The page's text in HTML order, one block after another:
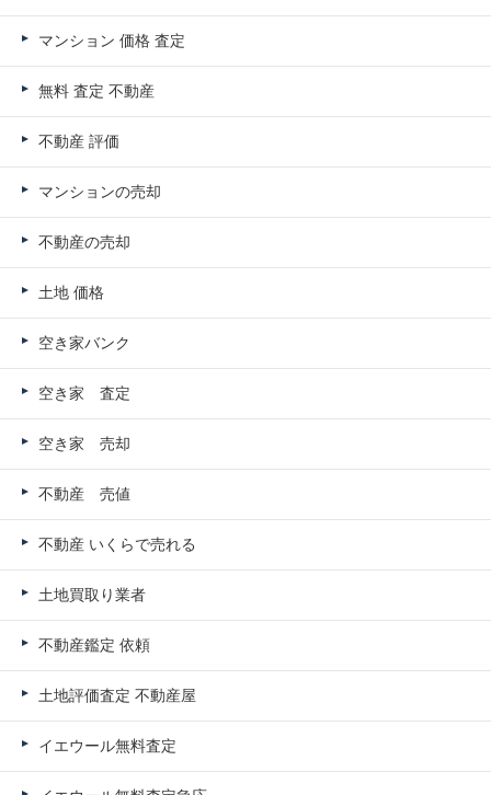
マンション 価格 査定
無料 査定 不動産
不動産 評価
マンションの売却
不動産の売却
土地 価格
空き家バンク
空き家 査定
空き家 売却
不動産 売値
不動産 いくらで売れる
土地買取り業者
不動産鑑定 依頼
土地評価査定 不動産屋
イエウール無料査定